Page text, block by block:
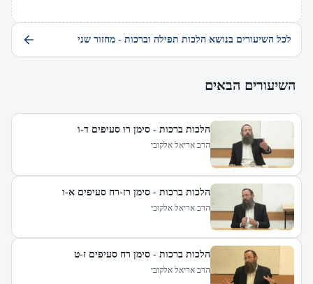
לכל השיעורים בנושא הלכות תפילה וברכות - מחזור שני
השיעורים הבאים
הלכות ברכות - סימן רו סעיפים ד-ו
הרב אריאל אלקובי
הלכות ברכות - סימן רז-רח סעיפים א-ו
הרב אריאל אלקובי
הלכות ברכות - סימן רח סעיפים ז-ט
הרב אריאל אלקובי